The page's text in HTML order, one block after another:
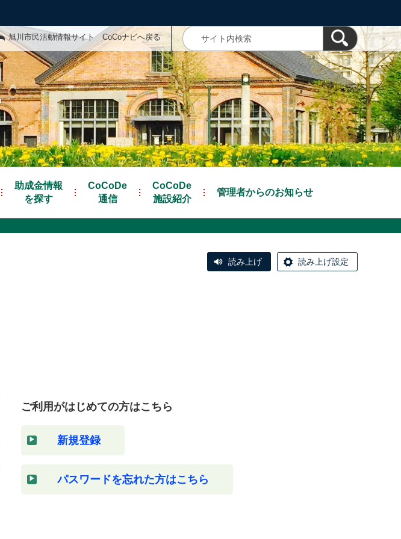
旭川市民活動情報サイト CoCoナビへ戻る
助成金情報
を探す
CoCoDe
通信
CoCoDe
施設紹介
管理者からのお知らせ
読み上げ 読み上げ設定
ご利用がはじめての方はこちら
新規登録
パスワードを忘れた方はこちら